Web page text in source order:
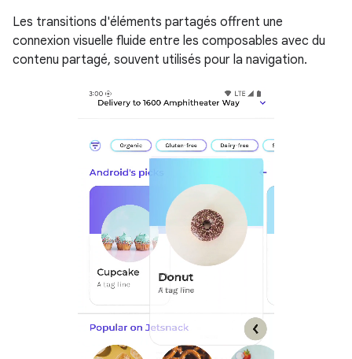
Les transitions d'éléments partagés offrent une
connexion visuelle fluide entre les composables avec du
contenu partagé, souvent utilisés pour la navigation.